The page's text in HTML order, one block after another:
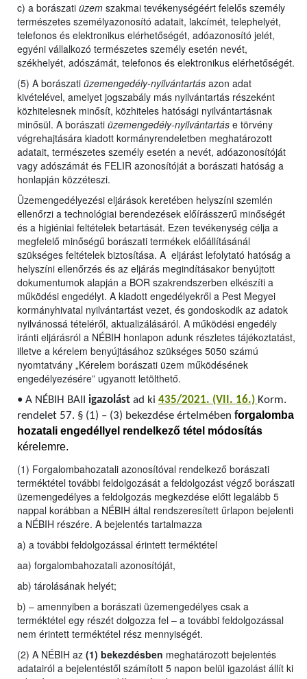
c) a borászati üzem szakmai tevékenységéért felelős személy
természetes személyazonosító adatait, lakcímét, telephelyét,
telefonos és elektronikus elérhetőségét, adóazonosító jelét,
egyéni vállalkozó természetes személy esetén nevét,
székhelyét, adószámát, telefonos és elektronikus elérhetőségét.
(5) A borászati üzemengedély-nyilvántartás azon adat
kivételével, amelyet jogszabály más nyilvántartás részeként
közhitelesnek minősít, közhiteles hatósági nyilvántartásnak
minősül. A borászati üzemengedély-nyilvántartás e törvény
végrehajtására kiadott kormányrendeletben meghatározott
adatait, természetes személy esetén a nevét, adóazonosítóját
vagy adószámát és FELIR azonosítóját a borászati hatóság a
honlapján közzéteszi.
Üzemengedélyezési eljárások keretében helyszíni szemlén
ellenőrzi a technológiai berendezések előírásszerű minőségét
és a higiéniai feltételek betartását. Ezen tevékenység célja a
megfelelő minőségű borászati termékek előállításánál
szükséges feltételek biztosítása. A eljárást lefolytató hatóság a
helyszíni ellenőrzés és az eljárás megindításakor benyújtott
dokumentumok alapján a BOR szakrendszerben elkészíti a
működési engedélyt. A kiadott engedélyekről a Pest Megyei
kormányhivatal nyilvántartást vezet, és gondoskodik az adatok
nyilvánossá tételéről, aktualizálásáról. A működési engedély
iránti eljárásról a NÉBIH honlapon adunk részletes tájékoztatást,
illetve a kérelem benyújtásához szükséges 5050 számú
nyomtatvány „Kérelem borászati üzem működésének
engedélyezésére” ugyanott letölthető.
• A NÉBIH BAII igazolást ad ki 435/2021. (VII. 16.) Korm.
rendelet 57. § (1) – (3) bekezdése értelmében forgalomba
hozatali engedéllyel rendelkező tétel módosítás
kérelemre.
(1) Forgalombahozatali azonosítóval rendelkező borászati
terméktétel további feldolgozását a feldolgozást végző borászati
üzemengedélyes a feldolgozás megkezdése előtt legalább 5
nappal korábban a NÉBIH által rendszeresített űrlapon bejelenti
a NÉBIH részére. A bejelentés tartalmazza
a) a további feldolgozással érintett terméktétel
aa) forgalombahozatali azonosítóját,
ab) tárolásának helyét;
b) – amennyiben a borászati üzemengedélyes csak a
terméktétel egy részét dolgozza fel – a további feldolgozással
nem érintett terméktétel rész mennyiségét.
(2) A NÉBIH az (1) bekezdésben meghatározott bejelentés
adatairól a bejelentéstől számított 5 napon belül igazolást állít ki